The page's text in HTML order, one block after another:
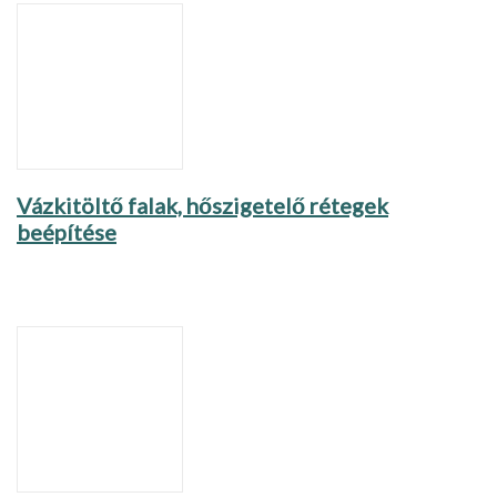
Vázkitöltő falak, hőszigetelő rétegek
beépítése